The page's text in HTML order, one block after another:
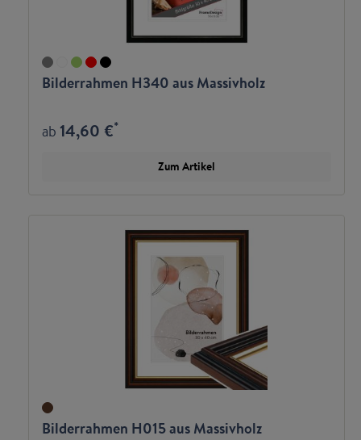
Bilderrahmen H340 aus Massivholz
ab14,60 €*
Zum Artikel
Bilderrahmen H015 aus Massivholz